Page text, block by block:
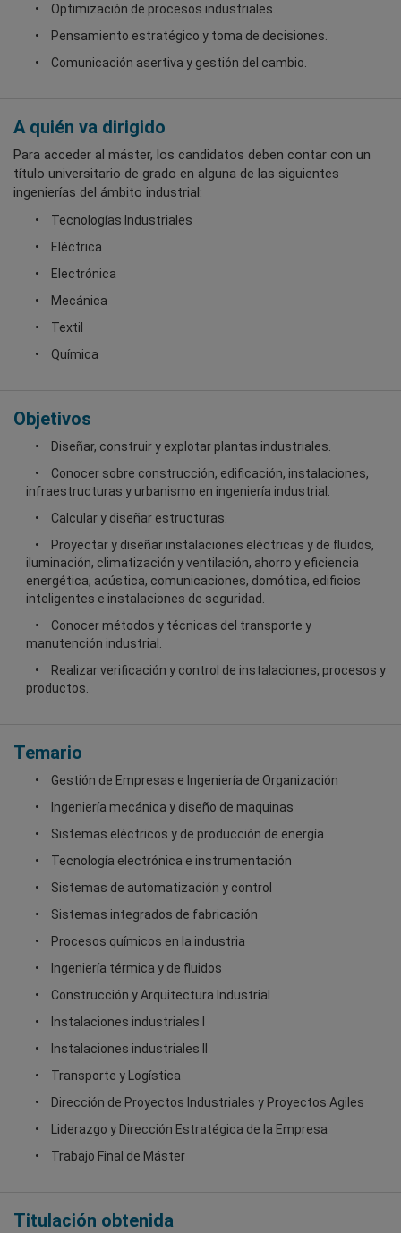
Optimización de procesos industriales.
Pensamiento estratégico y toma de decisiones.
Comunicación asertiva y gestión del cambio.
A quién va dirigido
Para acceder al máster, los candidatos deben contar con un
título universitario de grado en alguna de las siguientes
ingenierías del ámbito industrial:
Tecnologías Industriales
Eléctrica
Electrónica
Mecánica
Textil
Química
Objetivos
Diseñar, construir y explotar plantas industriales.
Conocer sobre construcción, edificación, instalaciones,
infraestructuras y urbanismo en ingeniería industrial.
Calcular y diseñar estructuras.
Proyectar y diseñar instalaciones eléctricas y de fluidos,
iluminación, climatización y ventilación, ahorro y eficiencia
energética, acústica, comunicaciones, domótica, edificios
inteligentes e instalaciones de seguridad.
Conocer métodos y técnicas del transporte y
manutención industrial.
Realizar verificación y control de instalaciones, procesos y
productos.
Temario
Gestión de Empresas e Ingeniería de Organización
Ingeniería mecánica y diseño de maquinas
Sistemas eléctricos y de producción de energía
Tecnología electrónica e instrumentación
Sistemas de automatización y control
Sistemas integrados de fabricación
Procesos químicos en la industria
Ingeniería térmica y de fluidos
Construcción y Arquitectura Industrial
Instalaciones industriales I
Instalaciones industriales II
Transporte y Logística
Dirección de Proyectos Industriales y Proyectos Agiles
Liderazgo y Dirección Estratégica de la Empresa
Trabajo Final de Máster
Titulación obtenida